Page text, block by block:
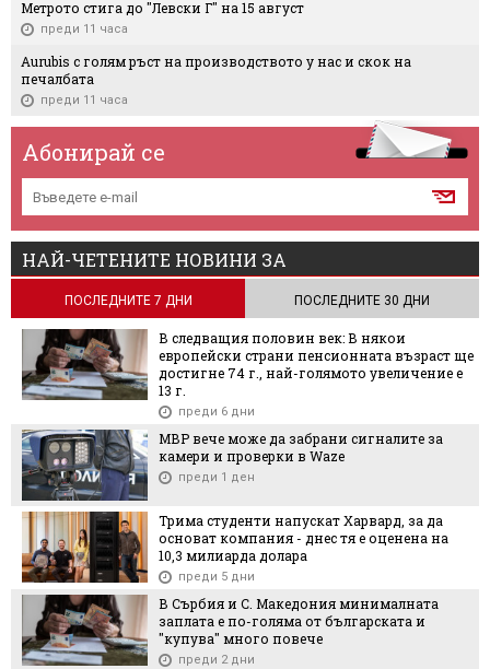
Метрото стига до "Левски Г" на 15 август
преди 11 часа
Aurubis с голям ръст на производството у нас и скок на
печалбата
преди 11 часа
Абонирай се
НАЙ-ЧЕТЕНИТЕ НОВИНИ ЗА
ПОСЛЕДНИТЕ 7 ДНИ ПОСЛЕДНИТЕ 30 ДНИ
В следващия половин век: В някои
европейски страни пенсионната възраст ще
достигне 74 г., най-голямото увеличение е
13 г.
преди 6 дни
МВР вече може да забрани сигналите за
камери и проверки в Waze
преди 1 ден
Трима студенти напускат Харвард, за да
основат компания - днес тя е оценена на
10,3 милиарда долара
преди 5 дни
В Сърбия и С. Македония минималната
заплата е по-голяма от българската и
"купува" много повече
преди 2 дни